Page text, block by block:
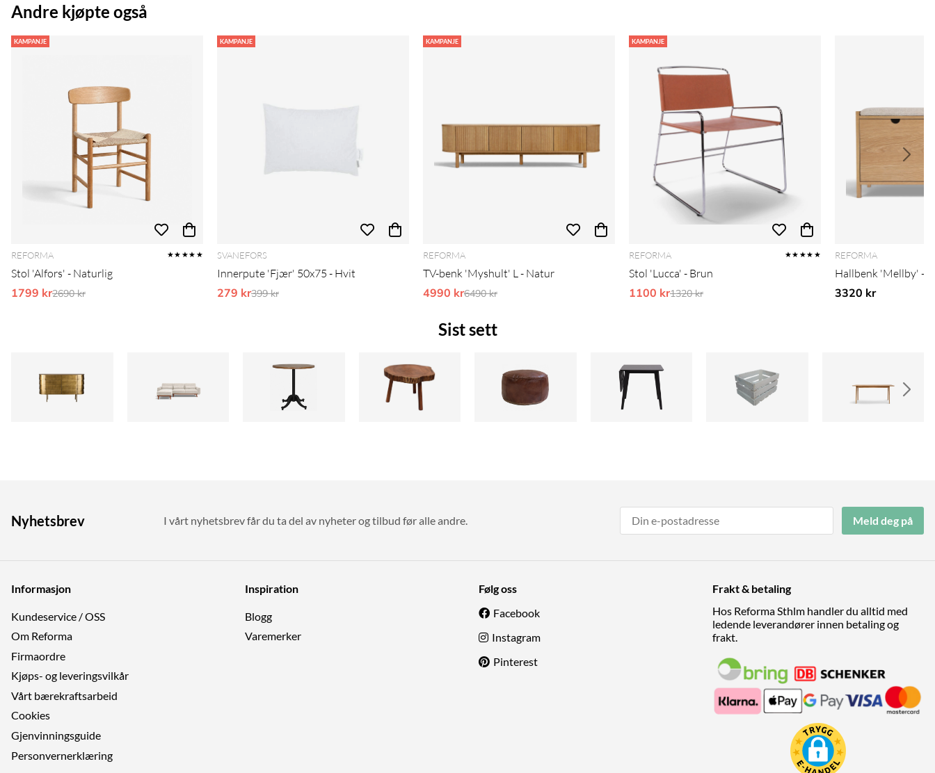
Andre kjøpte også
KAMPANJE
REFORMA ★★★★★
Stol 'Alfors' - Naturlig
1799 krOrdinarie pris:
2690 kr
KAMPANJE
SVANEFORS
Innerpute 'Fjær' 50x75 - Hvit
279 krOrdinarie pris:
399 kr
KAMPANJE
REFORMA
TV-benk 'Myshult' L - Natur
4990 krOrdinarie pris:
6490 kr
KAMPANJE
REFORMA ★★★★★
Stol 'Lucca' - Brun
1100 krOrdinarie pris:
1320 kr
REFORMA
Hallbenk 'Mellby' -
3320 kr
Sist sett
Nyhetsbrev I vårt nyhetsbrev får du ta del av nyheter og tilbud før alle andre. Meld deg på
Informasjon
Kundeservice / OSS
Om Reforma
Firmaordre
Kjøps- og leveringsvilkår
Vårt bærekraftsarbeid
Cookies
Gjenvinningsguide
Personvernerklæring
Inspiration
Blogg
Varemerker
Følg oss
Facebook
Instagram
Pinterest
Frakt & betaling
Hos Reforma Sthlm handler du alltid med
ledende leverandører innen betaling og
frakt.